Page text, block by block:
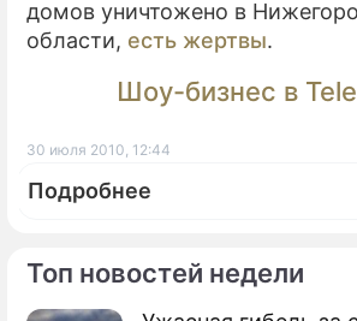
Топ новостей недели
домов уничтожено в
области, есть жертвы.
Шоу-бизнес в
30 июля 2010, 12:44
Подробнее